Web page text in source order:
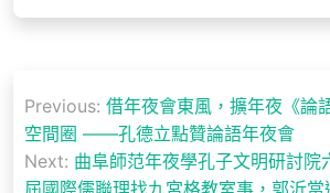
章
導
Previous: 借年夜會東風，擴年夜《論
空間圈 ——孔德立點贊論語年夜會
Next: 曲阜師范年夜學孔子文明研討院
屆國際儒聯理找九宮格教室事，郭沂當